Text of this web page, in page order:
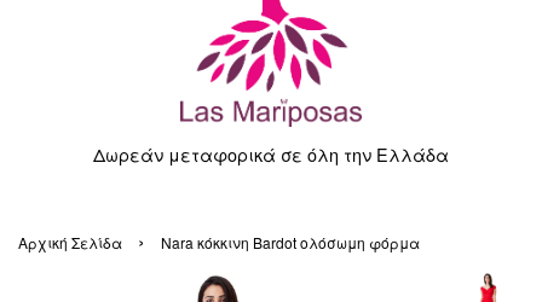
Δωρεάν μεταφορικά σε όλη την Ελλάδα
Αρχική Σελίδα › Nara κόκκινη Bardot ολόσωμη φόρμα